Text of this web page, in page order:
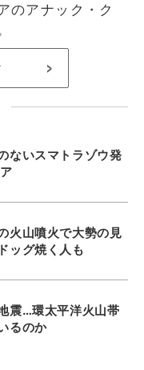
のアナック・ク
>
ないスマトラゾウ発
火山噴火で大勢の見
ッグ焼く人も
震…環太平洋火山帯
るのか